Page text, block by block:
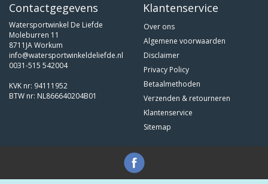
Contactgegevens
Watersportwinkel De Liefde
Moleburren 11
8711JA Workum
info@watersportwinkeldeliefde.nl
0031-515 542004
KVK nr: 94111952
BTW nr: NL866640204B01
Klantenservice
Over ons
Algemene voorwaarden
Disclaimer
Privacy Policy
Betaalmethoden
Verzenden & retourneren
Klantenservice
Sitemap